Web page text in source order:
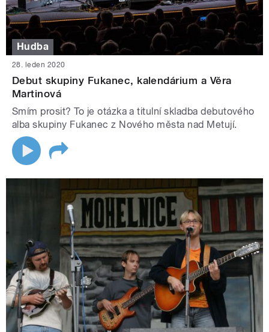
Hudba
28. leden 2020
Debut skupiny Fukanec, kalendárium a Věra
Martinová
Smím prosit? To je otázka a titulní skladba debutového
alba skupiny Fukanec z Nového města nad Metují.